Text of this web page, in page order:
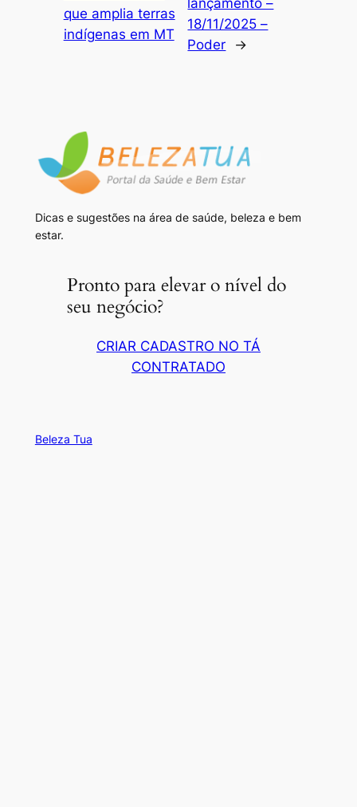
que amplia terras
indígenas em MT
18/11/2025 –
Poder
→
Dicas e sugestões na área de saúde, beleza e bem
estar.
Pronto para elevar o nível do
seu negócio?
CRIAR CADASTRO NO TÁ
CONTRATADO
Beleza Tua